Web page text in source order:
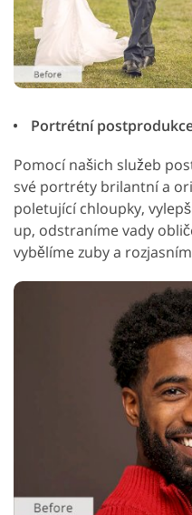
Portrétní
Pomocí našich služeb
své portréty brilantní a
poletující chloupky,
up, odstraníme vady
vybělíme zuby a